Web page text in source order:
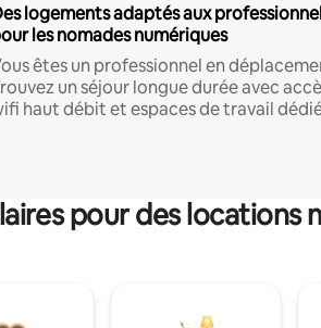
logements adaptés aux
les nomades numériques
êtes un professionnel en
un séjour longue durée avec
haut débit et espaces de travail
pour des locations